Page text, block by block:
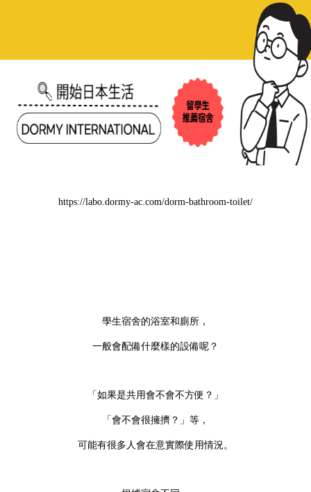
https://labo.dormy-ac.com/dorm-bathroom-toilet/
學生宿舍的浴室和廁所，
一般會配備什麼樣的設備呢？
「如果是共用會不會不方便？」
「會不會很擁擠？」等，
可能有很多人會在意實際使用情況。